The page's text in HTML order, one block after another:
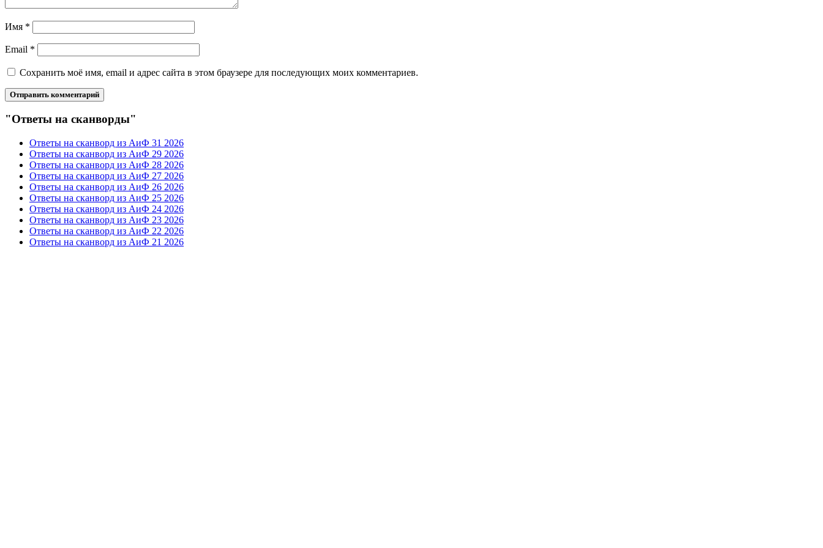
Имя *
Email *
Сохранить моё имя, email и адрес сайта в этом браузере для последующих моих комментариев.
"Ответы на сканворды"
Ответы на сканворд из АиФ 31 2026
Ответы на сканворд из АиФ 29 2026
Ответы на сканворд из АиФ 28 2026
Ответы на сканворд из АиФ 27 2026
Ответы на сканворд из АиФ 26 2026
Ответы на сканворд из АиФ 25 2026
Ответы на сканворд из АиФ 24 2026
Ответы на сканворд из АиФ 23 2026
Ответы на сканворд из АиФ 22 2026
Ответы на сканворд из АиФ 21 2026